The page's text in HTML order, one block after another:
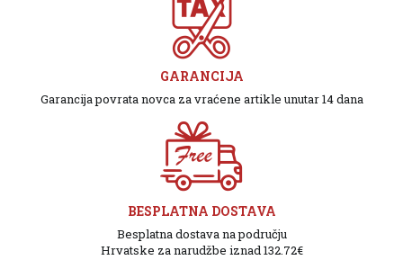
GARANCIJA
Garancija povrata novca za vraćene artikle unutar 14 dana
BESPLATNA DOSTAVA
Besplatna dostava na području
Hrvatske za narudžbe iznad 132.72€